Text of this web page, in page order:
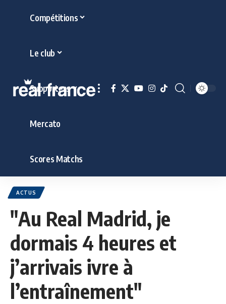
Compétitions
Le club
Supporters
Mercato
Scores Matchs
ACTUS
"Au Real Madrid, je
dormais 4 heures et
j’arrivais ivre à
l’entraînement"